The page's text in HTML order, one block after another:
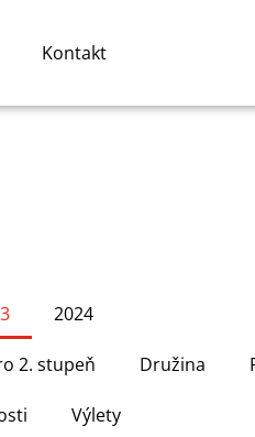
Kontakt
2024
2. stupeň Družina
Výlety